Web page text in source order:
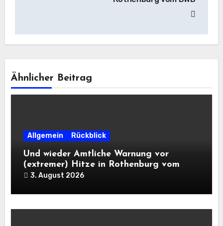
Ähnlicher Beitrag
Allgemein Rückblick
Und wieder Amtliche Warnung vor
(extremer) Hitze in Rothenburg vom
DWD
3. August 2026